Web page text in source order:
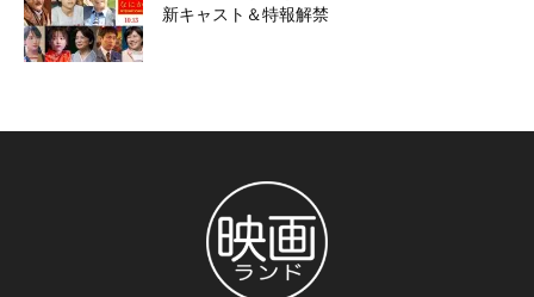
新キャスト＆特報解禁